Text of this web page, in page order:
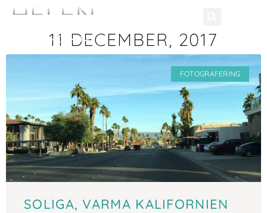
11 DECEMBER, 2017
FOTOGRAFERING
SOLIGA, VARMA KALIFORNIEN